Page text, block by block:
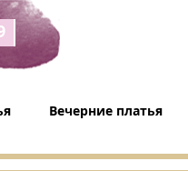
Вечерние платья